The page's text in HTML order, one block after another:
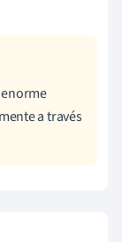
a través